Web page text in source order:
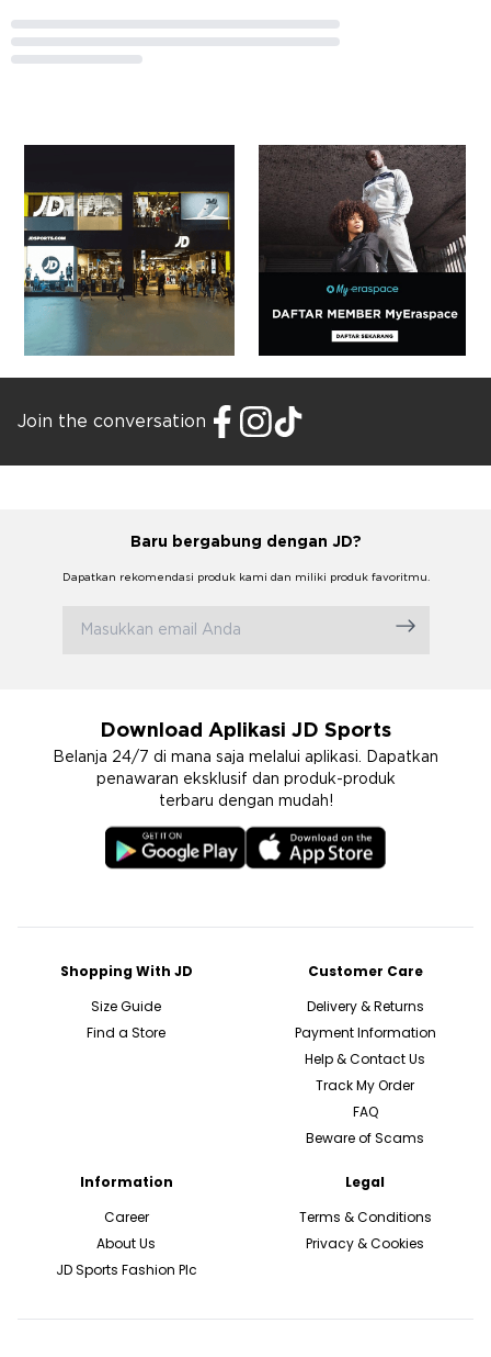
Join the conversation
Baru bergabung dengan JD?
Dapatkan rekomendasi produk kami dan miliki produk favoritmu.
Download Aplikasi JD Sports
Belanja 24/7 di mana saja melalui aplikasi. Dapatkan
penawaran eksklusif dan produk-produk
terbaru dengan mudah!
Shopping With JD
Size Guide
Find a Store
Customer Care
Delivery & Returns
Payment Information
Help & Contact Us
Track My Order
FAQ
Beware of Scams
Information
Career
About Us
JD Sports Fashion Plc
Legal
Terms & Conditions
Privacy & Cookies